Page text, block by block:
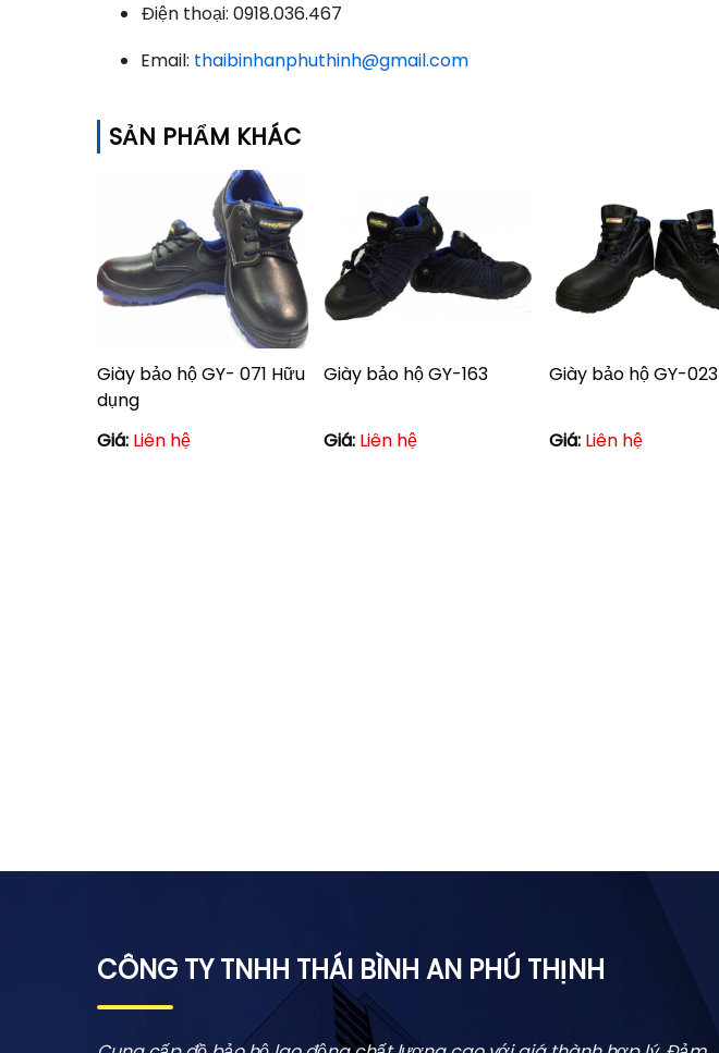
Điện thoại: 0918.036.467
Email: thaibinhanphuthinh@gmail.com
SẢN PHẨM KHÁC
Giày bảo hộ GY- 071 Hữu
dụng
Giá: Liên hệ
Giày bảo hộ GY-163
Giá: Liên hệ
Giày bảo hộ GY-023
Giá: Liên hệ
CÔNG TY TNHH THÁI BÌNH AN PHÚ THỊNH